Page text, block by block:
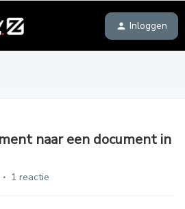
Inloggen
naar een document in
1 reactie